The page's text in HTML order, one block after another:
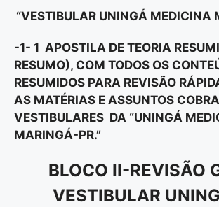
“VESTIBULAR UNINGÁ MEDICINA
-1- 1 APOSTILA DE TEORIA
RESUMO), COM TODOS OS
RESUMIDOS PARA REVISÃO
AS MATÉRIAS E ASSUNTOS
VESTIBULARES DA “UNINGÁ
MARINGÁ-PR.”
BLOCO II-REVISÃO
VESTIBULAR